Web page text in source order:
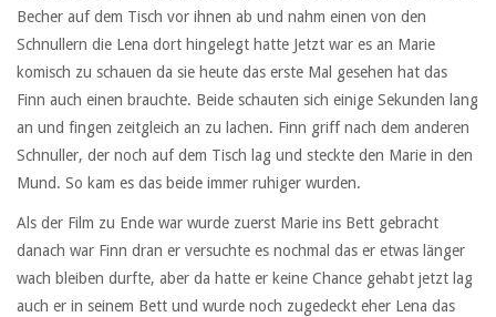
Becher auf dem Tisch vor ihnen ab und nahm einen von den
Schnullern die Lena dort hingelegt hatte Jetzt war es an Marie
komisch zu schauen da sie heute das erste Mal gesehen hat das
Finn auch einen brauchte. Beide schauten sich einige Sekunden lang
an und fingen zeitgleich an zu lachen. Finn griff nach dem anderen
Schnuller, der noch auf dem Tisch lag und steckte den Marie in den
Mund. So kam es das beide immer ruhiger wurden.
Als der Film zu Ende war wurde zuerst Marie ins Bett gebracht
danach war Finn dran er versuchte es nochmal das er etwas länger
wach bleiben durfte, aber da hatte er keine Chance gehabt jetzt lag
auch er in seinem Bett und wurde noch zugedeckt eher Lena das